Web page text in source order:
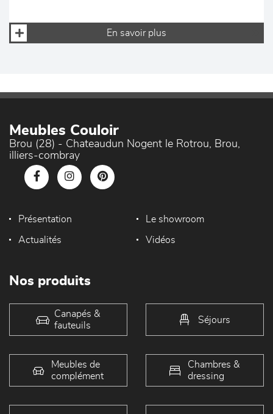
En savoir plus
Meubles Couloir
Brou (28) - Chateaudun Nogent le Rotrou, Brou,
illiers-combray
Présentation Le showroom
Actualités Vidéos
Nos produits
Canapés &
fauteuils
Séjours
Meubles de
complément
Chambres &
dressing